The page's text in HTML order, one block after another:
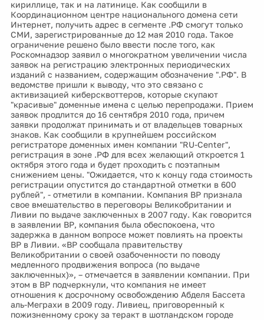
кириллице, так и на латинице. Как сообщили в
Координационном центре национального домена сети
Интернет, получить адрес в сегменте .РФ смогут только
СМИ, зарегистрированные до 12 мая 2010 года. Такое
ограничение решено было ввести после того, как
Роскомнадзор заявил о многократном увеличении числа
заявок на регистрацию электронных периодических
изданий с названием, содержащим обозначение ".РФ". В
ведомстве пришли к выводу, что это связано с
активизацией киберсквоттеров, которые скупают
"красивые" доменные имена с целью перепродажи. Прием
заявок продлится до 16 сентября 2010 года, причем
заявки продолжат принимать и от владельцев товарных
знаков. Как сообщили в крупнейшем российском
регистраторе доменных имен компании "RU-Center",
регистрация в зоне .РФ для всех желающий откроется 1
октября этого года и будет проходить с поэтапным
снижением цены. "Ожидается, что к концу года стоимость
регистрации опустится до стандартной отметки в 600
рублей", - отметили в компании. Компания ВР признала
свое вмешательство в переговоры Великобритании и
Ливии по выдаче заключенных в 2007 году. Как говорится
в заявлении ВР, компания была обеспокоена, что
задержка в данном вопросе может повлиять на проекты
ВР в Ливии. «ВР сообщала правительству
Великобритании о своей озабоченности по поводу
медленного продвижения вопроса (по выдаче
заключенных)», – отмечается в заявлении компании. При
этом в ВР подчеркнули, что компания не имеет
отношения к досрочному освобождению Абделя Бассета
аль-Меграхи в 2009 году. Ливиец, приговоренный к
пожизненному сроку за теракт в шотландском городе